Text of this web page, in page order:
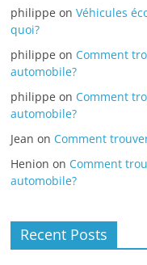
philippe onVéhicules
quoi?
philippe on Comment
automobile?
philippe on Comment
automobile?
Jean on Comment
Henion on Comment
automobile?
Recent Posts